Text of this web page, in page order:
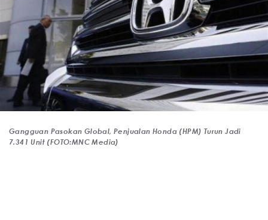
Gangguan Pasokan Global, Penjualan Honda (HPM) Turun Jadi
7.341 Unit (FOTO:MNC Media)